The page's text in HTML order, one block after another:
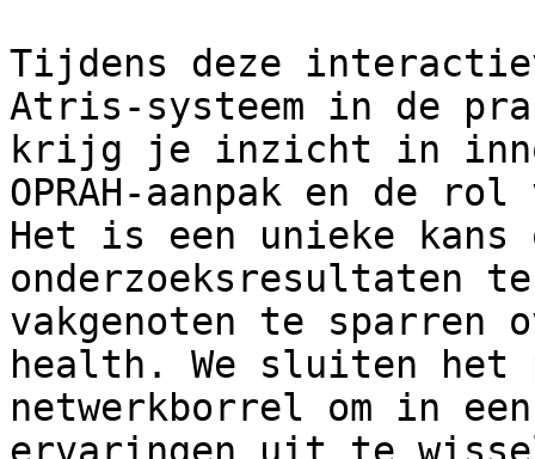
Tijdens deze
Atris-systeem in de
krijg je inzicht in
OPRAH-aanpak en de
Het is een unieke kans
onderzoeksresultaten
vakgenoten te sparren
health. We sluiten het
netwerkborrel om in